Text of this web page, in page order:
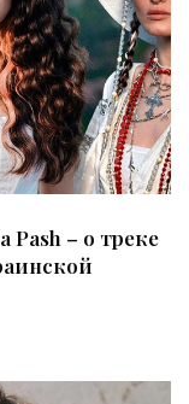
Pash – о треке